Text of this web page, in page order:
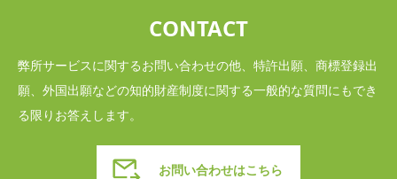
CONTACT
弊所サービスに関するお問い合わせの他、特許出願、商標登録出
願、外国出願などの知的財産制度に関する一般的な質問にもでき
る限りお答えします。
お問い合わせはこちら